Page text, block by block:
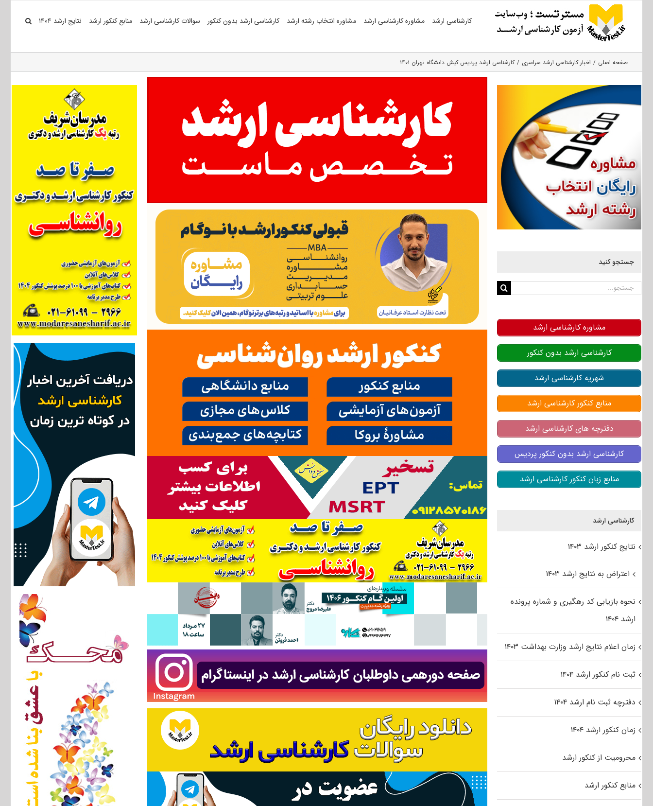
کارشناسی ارشد مشاوره کارشناسی ارشد مشاوره انتخاب رشته ارشد کارشناسی ارشد بدون کنکور سوالات کارشناسی ارشد منابع کنکور ارشد نتایج ارشد ۱۴۰۴
صفحه اصلی اخبار کارشناسی ارشد سراسری کارشناسی ارشد پردیس کیش دانشگاه تهران ۱۴۰۱
جستجو کنید
جستجو
مشاوره کارشناسی ارشد
کارشناسی ارشد بدون کنکور
شهریه کارشناسی ارشد
منابع کنکور کارشناسی ارشد
دفترچه های کارشناسی ارشد
کارشناسی ارشد بدون کنکور پردیس
منابع زبان کنکور کارشناسی ارشد
کارشناسی ارشد
نتایج کنکور ارشد ۱۴۰۳
اعتراض به نتایج ارشد ۱۴۰۳
نحوه بازیابی کد رهگیری و شماره پرونده
ارشد ۱۴۰۴
زمان اعلام نتایج ارشد وزارت بهداشت ۱۴۰۳
ثبت نام کنکور ارشد ۱۴۰۴
دفترچه ثبت نام ارشد ۱۴۰۴
زمان کنکور ارشد ۱۴۰۴
محرومیت از کنکور ارشد
منابع کنکور ارشد